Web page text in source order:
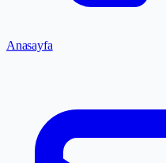
Anasayfa